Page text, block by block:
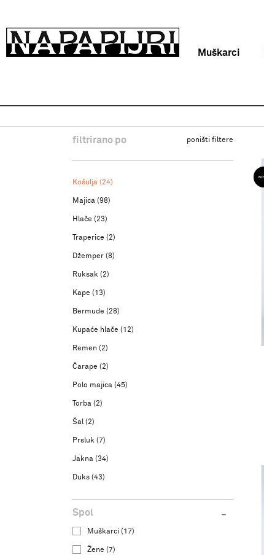
Muškarci
filtrirano po poništi filtere
Košulja (24)
Majica (98)
Hlače (23)
Traperice (2)
Džemper (8)
Ruksak (2)
Kape (13)
Bermude (28)
Kupaće hlače (12)
Remen (2)
Čarape (2)
Polo majica (45)
Torba (2)
Šal (2)
Prsluk (7)
Jakna (34)
Duks (43)
Spol
Muškarci (17)
Žene (7)